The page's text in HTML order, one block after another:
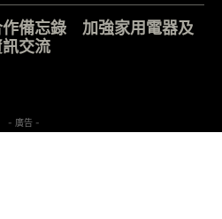
作備忘錄 加強家用電器及
交流
- 廣告 -